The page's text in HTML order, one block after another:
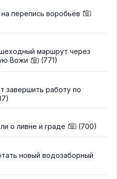
перепись воробьёв
маршрут через
Вожи
(771)
завершить работу по
о ливне и граде (700)
новый водозаборный